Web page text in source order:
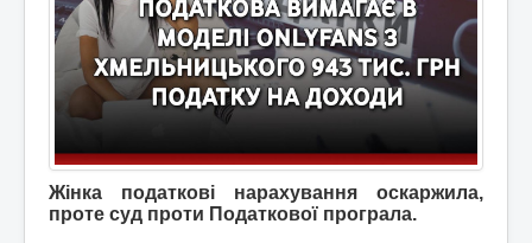
Жінка податкові нарахування оскаржила,
проте суд проти Податкової програла.